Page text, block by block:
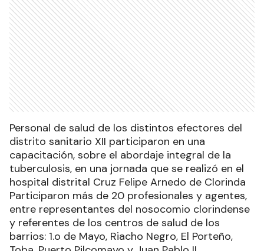
Personal de salud de los distintos efectores del
distrito sanitario XII participaron en una
capacitación, sobre el abordaje integral de la
tuberculosis, en una jornada que se realizó en el
hospital distrital Cruz Felipe Arnedo de Clorinda
Participaron más de 20 profesionales y agentes,
entre representantes del nosocomio clorindense
y referentes de los centros de salud de los
barrios: 1.o de Mayo, Riacho Negro, El Porteño,